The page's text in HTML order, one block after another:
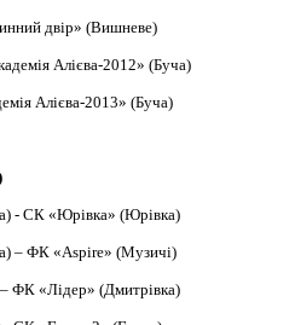
двір» (Вишневе)
Алієва-2012» (Буча)
Алієва-2013» (Буча)
- СК «Юрівка» (Юрівка)
– ФК «Aspire» (Музичі)
ФК «Лідер» (Дмитрівка)